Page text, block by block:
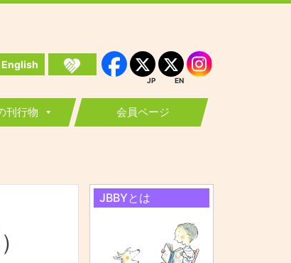
English Facebook
JP
JP
EN
EN Instagram
刊行物 会員ページ
JBBYとは